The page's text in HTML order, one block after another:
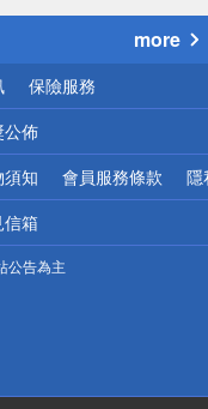
more
保險服務
公佈
知 會員服務條款 隱
信箱
公告為主